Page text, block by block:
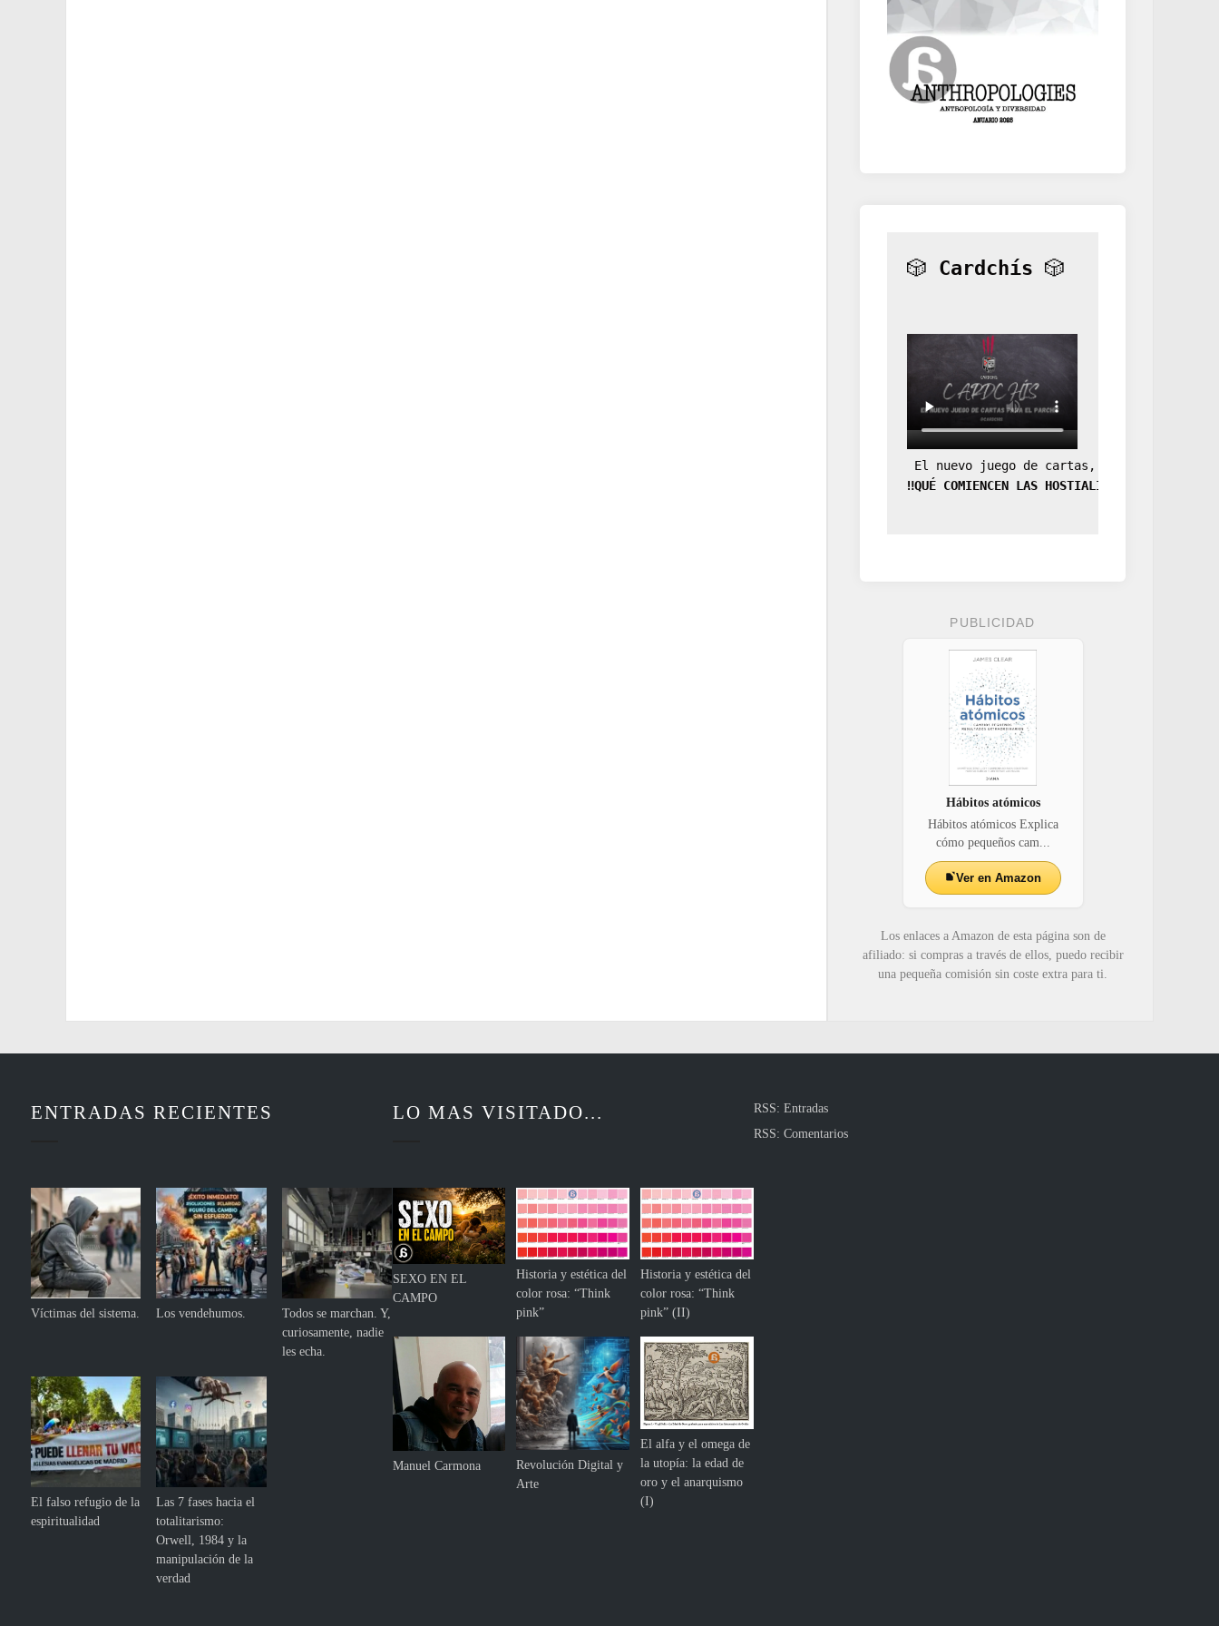
🎲 Cardchís 🎲
El nuevo juego de cartas, la expansión
‼️QUÉ COMIENCEN LAS HOSTIALIDADES‼️
PUBLICIDAD
Hábitos atómicos
Hábitos atómicos Explica
cómo pequeños cam...
Ver en Amazon
Los enlaces a Amazon de esta página son de
afiliado: si compras a través de ellos, puedo recibir
una pequeña comisión sin coste extra para ti.
ENTRADAS RECIENTES
Víctimas del sistema. Los vendehumos.
Todos se marchan. Y,
curiosamente, nadie
les echa.
El falso refugio de la
espiritualidad
Las 7 fases hacia el
totalitarismo:
Orwell, 1984 y la
manipulación de la
verdad
LO MAS VISITADO...
SEXO EN EL
CAMPO
Historia y estética del
color rosa: “Think
pink”
Historia y estética del
color rosa: “Think
pink” (II)
Manuel Carmona
Revolución Digital y
Arte
El alfa y el omega de
la utopía: la edad de
oro y el anarquismo
(I)
RSS: Entradas
RSS: Comentarios